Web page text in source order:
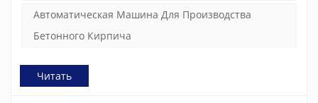
Автоматическая Машина Для Производства
Бетонного Кирпича
Читать